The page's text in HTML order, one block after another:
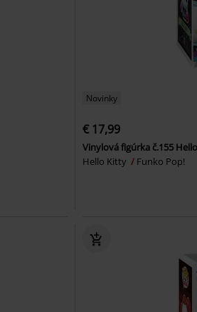
Novinky
€ 17,99
Vinylová figúrka č.155
Hello Kitty
Funko Pop!